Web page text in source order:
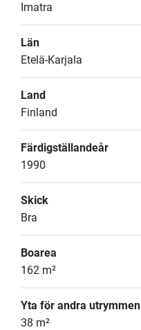
Imatra
Län
Etelä-Karjala
Land
Finland
Färdigställandeår
1990
Skick
Bra
Boarea
162 m²
Yta för andra utrymmen
38 m²